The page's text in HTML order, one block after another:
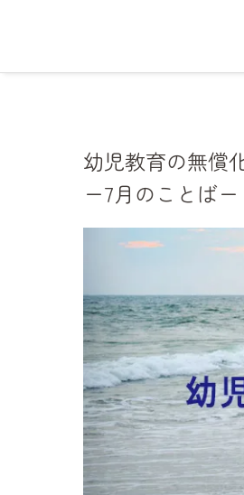
幼児教育の無償
ー7月のことばー